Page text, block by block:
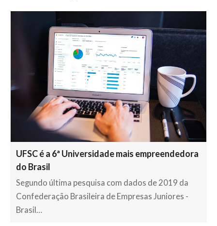
UFSC é a 6ª Universidade mais empreendedora
do Brasil
Segundo última pesquisa com dados de 2019 da
Confederação Brasileira de Empresas Juniores -
Brasil…